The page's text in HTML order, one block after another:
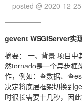
posted @ 2020-12-
gevent WSGIServer实
摘要： 一、背景 项目中
然tornado是一个异步框
作，例如：查数据、查
决定将底层框架切换到
时很长需要十几秒，因